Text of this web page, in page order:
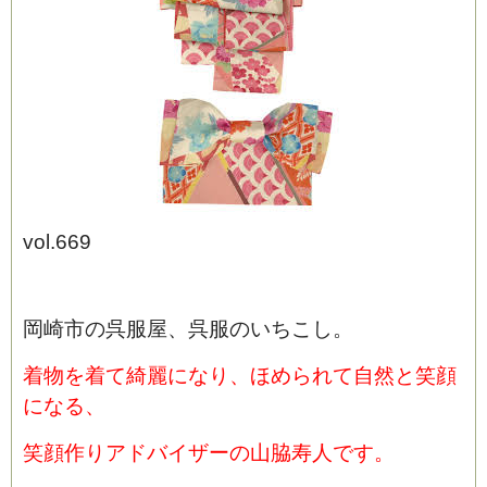
ブログ
vol.669
岡崎市の呉服屋、呉服のいちこし。
着物を着て綺麗になり、ほめられて自然と笑顔
になる、
笑顔作りアドバイザーの山脇寿人です。